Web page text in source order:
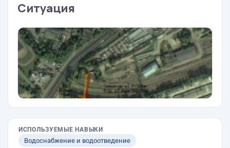
Ситуация
ИСПОЛЬЗУЕМЫЕ НАВЫКИ
Водоснабжение и водоотведение